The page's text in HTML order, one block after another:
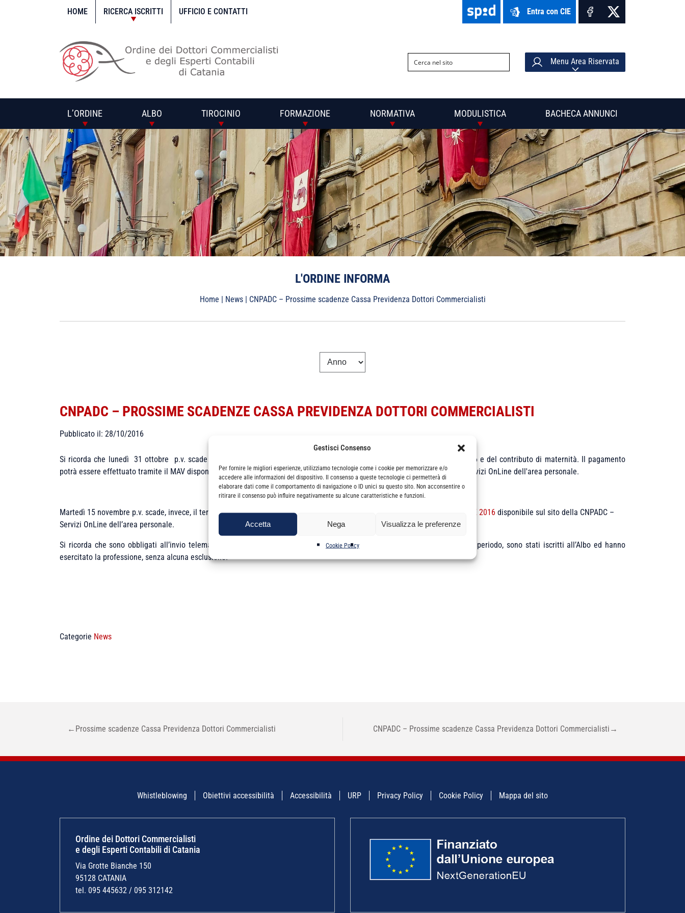
Gestisci Consenso
Per fornire le migliori esperienze, utilizziamo tecnologie come i cookie per memorizzare e/o
accedere alle informazioni del dispositivo. Il consenso a queste tecnologie ci permetterà di
elaborare dati come il comportamento di navigazione o ID unici su questo sito. Non acconsentire o
ritirare il consenso può influire negativamente su alcune caratteristiche e funzioni.
Accetta Nega Visualizza le preferenze
Cookie Policy
HOME RICERCA ISCRITTI UFFICIO E CONTATTI Entra con CIE
Menu Area Riservata
L’ORDINE ALBO TIROCINIO FORMAZIONE NORMATIVA MODULISTICA BACHECA ANNUNCI
L'ORDINE INFORMA
Home | News| CNPADC – Prossime scadenze Cassa Previdenza Dottori Commercialisti
CNPADC – PROSSIME SCADENZE CASSA PREVIDENZA DOTTORI COMMERCIALISTI
Pubblicato il: 28/10/2016
Si ricorda che lunedì 31 ottobre p.v. scade il termine per il pagamento della seconda rata dei contributi minimi anno 2016 e del contributo di maternità. Il pagamento
potrà essere effettuato tramite il MAV disponibile sul sito internet della CNPADCwww.cnpadc.it– sezione “documenti” dei Servizi OnLine dell'area personale.
Martedì 15 novembre p.v. scade, invece, il termine per effettuare la comunicazione dei dati reddituali mediante il servizio PCE 2016 disponibile sul sito della CNPADC –
Servizi OnLine dell’area personale.
Si ricorda che sono obbligati all’invio telematico tutti i Dottori Commercialisti che nel corso del 2015, anche se per breve periodo, sono stati iscritti all’Albo ed hanno
esercitato la professione, senza alcuna esclusione.
Categorie News
← Prossime scadenze Cassa Previdenza Dottori Commercialisti CNPADC – Prossime scadenze Cassa Previdenza Dottori Commercialisti →
Whistleblowing Obiettivi accessibilità Accessibilità URP Privacy Policy Cookie Policy Mappa del sito
Ordine dei Dottori Commercialisti
e degli Esperti Contabili di Catania
Via Grotte Bianche 150
95128 CATANIA
tel. 095 445632 / 095 312142